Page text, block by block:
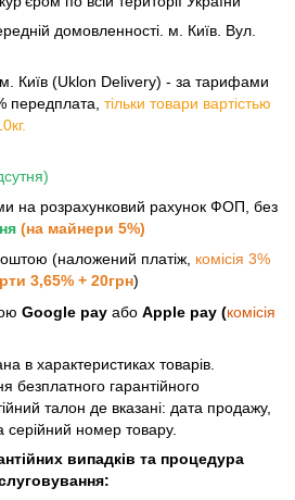
домовленності. м. Київ. Вул.
м. Київ (Uklon Delivery) - за тарифами
передплата, тільки товари вартістью
на розрахунковий рахунок ФОП, без
(на майнери 5%)
(наложений платіж, комісія 3%
3,65% + 20грн)
Google pay або Apple pay (комісія
в характеристиках товарів.
безплатного гарантійного
талон де вказані: дата продажу,
серійний номер товару.
випадків та процедура